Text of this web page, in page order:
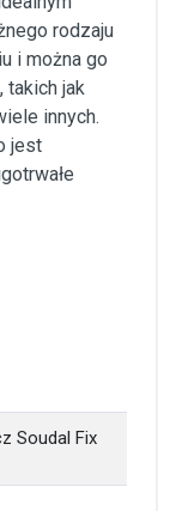
rodzaju
i można go
takich jak
innych.
jest
Soudal Fix